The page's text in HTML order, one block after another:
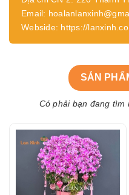
Email:
Webside: https://
SẢN
Có phải bạn đang tìm